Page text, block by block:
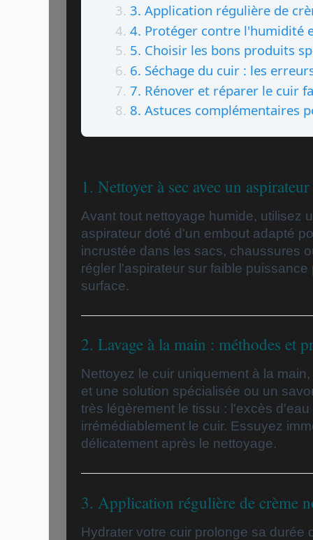
3. Application régulière de
4. Protéger contre l'humidité
5. Choisir les bons produits
6. Séchage du cuir : les
7. Rénover et réparer le cuir
8. Astuces complémentaires
1. Nettoyer à sec avec un
Avant tout nettoyage humide, utilisez
aspirateur doté d'un embout adapté
incrustée dans les sacs, chaussures
régler l'aspirateur sur faible
surface.
2. Lavage à la main : méthodes et
Nettoyez le cuir uniquement à la
et une solution spécialisée ou un
très légèrement le tissu : l'excès
irrémédiablement le cuir. Essuyez
délicatement après le nettoyage.
3. Application régulière de crème
Hydrater votre cuir prolonge sa durée